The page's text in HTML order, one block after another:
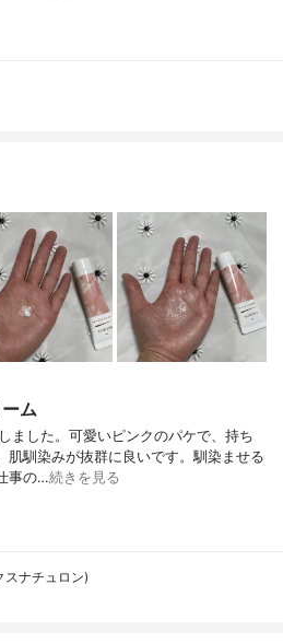
ム
ました。可愛いピンクのパケで、持ち
肌馴染みが抜群に良いです。馴染ませる
事の…続きを見る
スナチュロン)